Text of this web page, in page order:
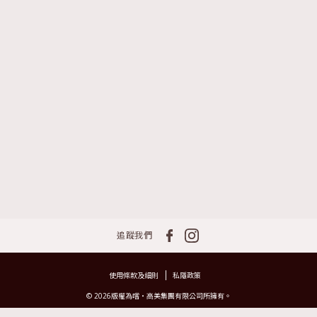
追蹤我們
© 2026版權為嚐‧高美集團有限公司所擁有。
使用條款及細則 私隱政策